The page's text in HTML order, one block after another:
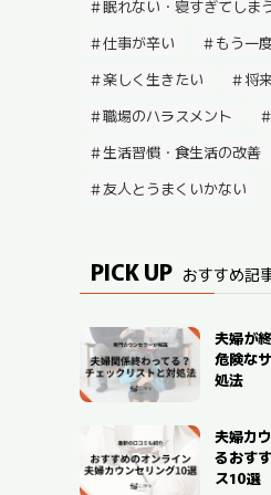
眠れない・寝すぎてしま
仕事が辛い
もう一
楽しく生きたい
将
職場のハラスメント
生活習慣・食生活の改善
友人とうまくいかない
PICK UP おすすめ記
夫婦が
危険な
処法
夫婦カ
るおす
ス10選